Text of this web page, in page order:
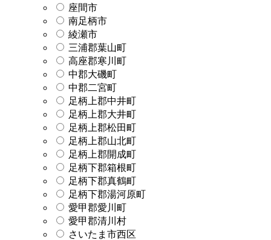
座間市
南足柄市
綾瀬市
三浦郡葉山町
高座郡寒川町
中郡大磯町
中郡二宮町
足柄上郡中井町
足柄上郡大井町
足柄上郡松田町
足柄上郡山北町
足柄上郡開成町
足柄下郡箱根町
足柄下郡真鶴町
足柄下郡湯河原町
愛甲郡愛川町
愛甲郡清川村
さいたま市西区